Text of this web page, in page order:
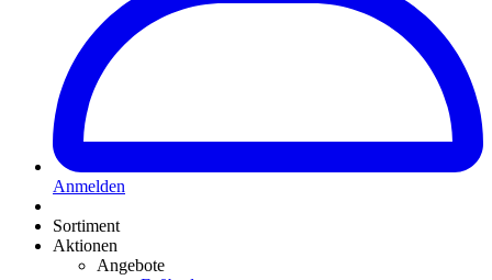
Anmelden
Sortiment
Aktionen
Angebote